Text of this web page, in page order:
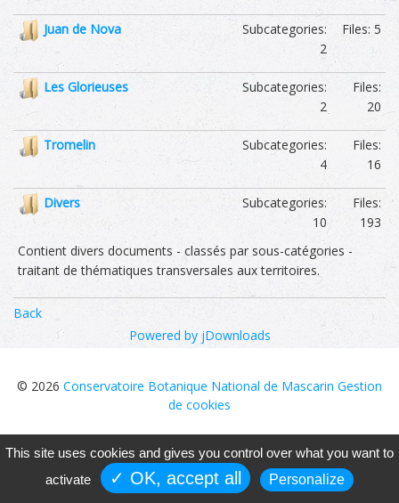
Juan de Nova
Subcategories:
2
Files: 5
Les Glorieuses
Subcategories:
2
Files:
20
Tromelin
Subcategories:
4
Files:
16
Divers
Subcategories:
10
Files:
193
Contient divers documents - classés par sous-catégories -
traitant de thématiques transversales aux territoires.
Back
Powered by jDownloads
© 2026 Conservatoire Botanique National de Mascarin Gestion
de cookies
This site uses cookies and gives you control over what you want to
activate
✓ OK, accept all Personalize